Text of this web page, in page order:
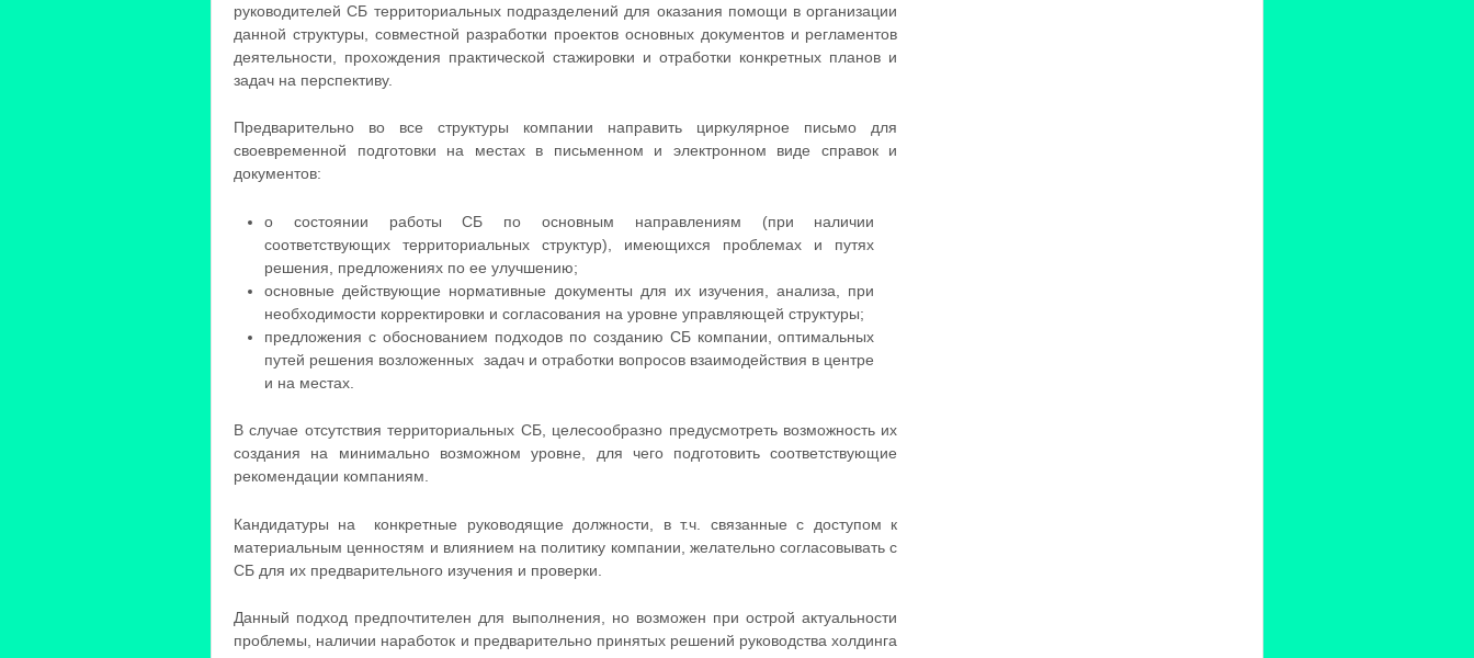
руководителей СБ территориальных подразделений для оказания помощи в организации
данной структуры, совместной разработки проектов основных документов и регламентов
деятельности, прохождения практической стажировки и отработки конкретных планов и
задач на перспективу.
Предварительно во все структуры компании направить циркулярное письмо для
своевременной подготовки на местах в письменном и электронном виде справок и
документов:
о состоянии работы СБ по основным направлениям (при наличии
соответствующих территориальных структур), имеющихся проблемах и путях
решения, предложениях по ее улучшению;
основные действующие нормативные документы для их изучения, анализа, при
необходимости корректировки и согласования на уровне управляющей структуры;
предложения с обоснованием подходов по созданию СБ компании, оптимальных
путей решения возложенных задач и отработки вопросов взаимодействия в центре
и на местах.
В случае отсутствия территориальных СБ, целесообразно предусмотреть возможность их
создания на минимально возможном уровне, для чего подготовить соответствующие
рекомендации компаниям.
Кандидатуры на конкретные руководящие должности, в т.ч. связанные с доступом к
материальным ценностям и влиянием на политику компании, желательно согласовывать с
СБ для их предварительного изучения и проверки.
Данный подход предпочтителен для выполнения, но возможен при острой актуальности
проблемы, наличии наработок и предварительно принятых решений руководства холдинга